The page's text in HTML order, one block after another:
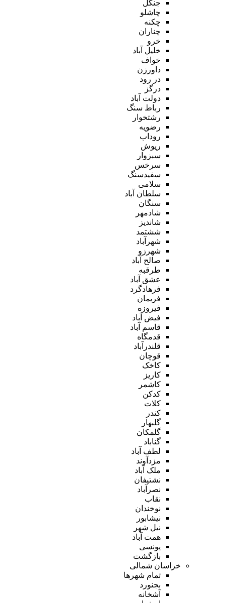
جنگل
چاشلو
چکنه
چناران
خرو
خلیل آباد
خواف
داورزن
در رود
درگز
دولت آباد
رباط سنگ
رشتخوار
رضویه
روداب
ریوش
سبزوار
سرخس
سفیدسنگ
سلامی
سلطان آباد
سنگان
شادمهر
شاندیز
ششتمد
شهرآباد
شهرزو
صالح آباد
طرقبه
عشق آباد
فرهادگرد
فریمان
فیروزه
فیض آباد
قاسم آباد
قدمگاه
قلندرآباد
قوچان
کاخک
کاریز
کاشمر
کدکن
کلات
کندر
گلبهار
گلمکان
گناباد
لطف آباد
مزدآوند
ملک آباد
نشتیفان
نصرآباد
نقاب
نوخندان
نیشابور
نیل شهر
همت آباد
یونسی
بازگشت
خراسان شمالی
تمام شهر‌ها
بجنورد
آشخانه